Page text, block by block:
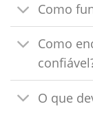
Como
Como
O que